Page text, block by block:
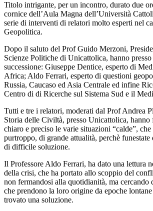
Titolo intrigante, per un incontro, durato due
cornice dell’Aula Magna dell’Università
serie di interventi di relatori molto esperti nel
Geopolitica.
Dopo il saluto del Prof Guido Merzoni,
Scienze Politiche di Unicattolica, hanno
successione: Giuseppe Dentice, esperto di
Africa; Aldo Ferrari, esperto di questioni
Russia, Caucaso ed Asia Centrale ed infine
Centro di di Ricerche sul Sistema Sud e il
Tutti e tre i relatori, moderati dal Prof Andrea
Storia delle Civiltà, presso Unicattolica,
chiaro e preciso le varie situazioni “calde”,
purtroppo, di grande attualità, perchè
di difficile soluzione.
Il Professore Aldo Ferrari, ha dato una lettura
della crisi, che ha portato allo scoppio del
non fermandosi alla quotidianità, ma cercando
che prendono la loro origine da epoche
trovato una soluzione.